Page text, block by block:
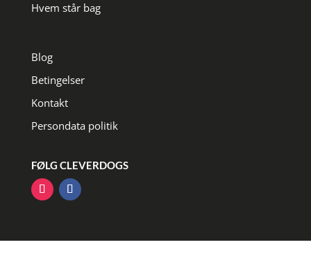
Hvem står bag
Blog
Betingelser
Kontakt
Persondata politik
FØLG CLEVERDOGS